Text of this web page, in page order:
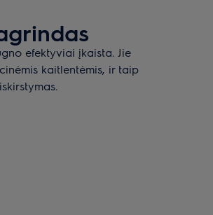
efektyviai įkaista. Jie
kaitlentėmis, ir taip